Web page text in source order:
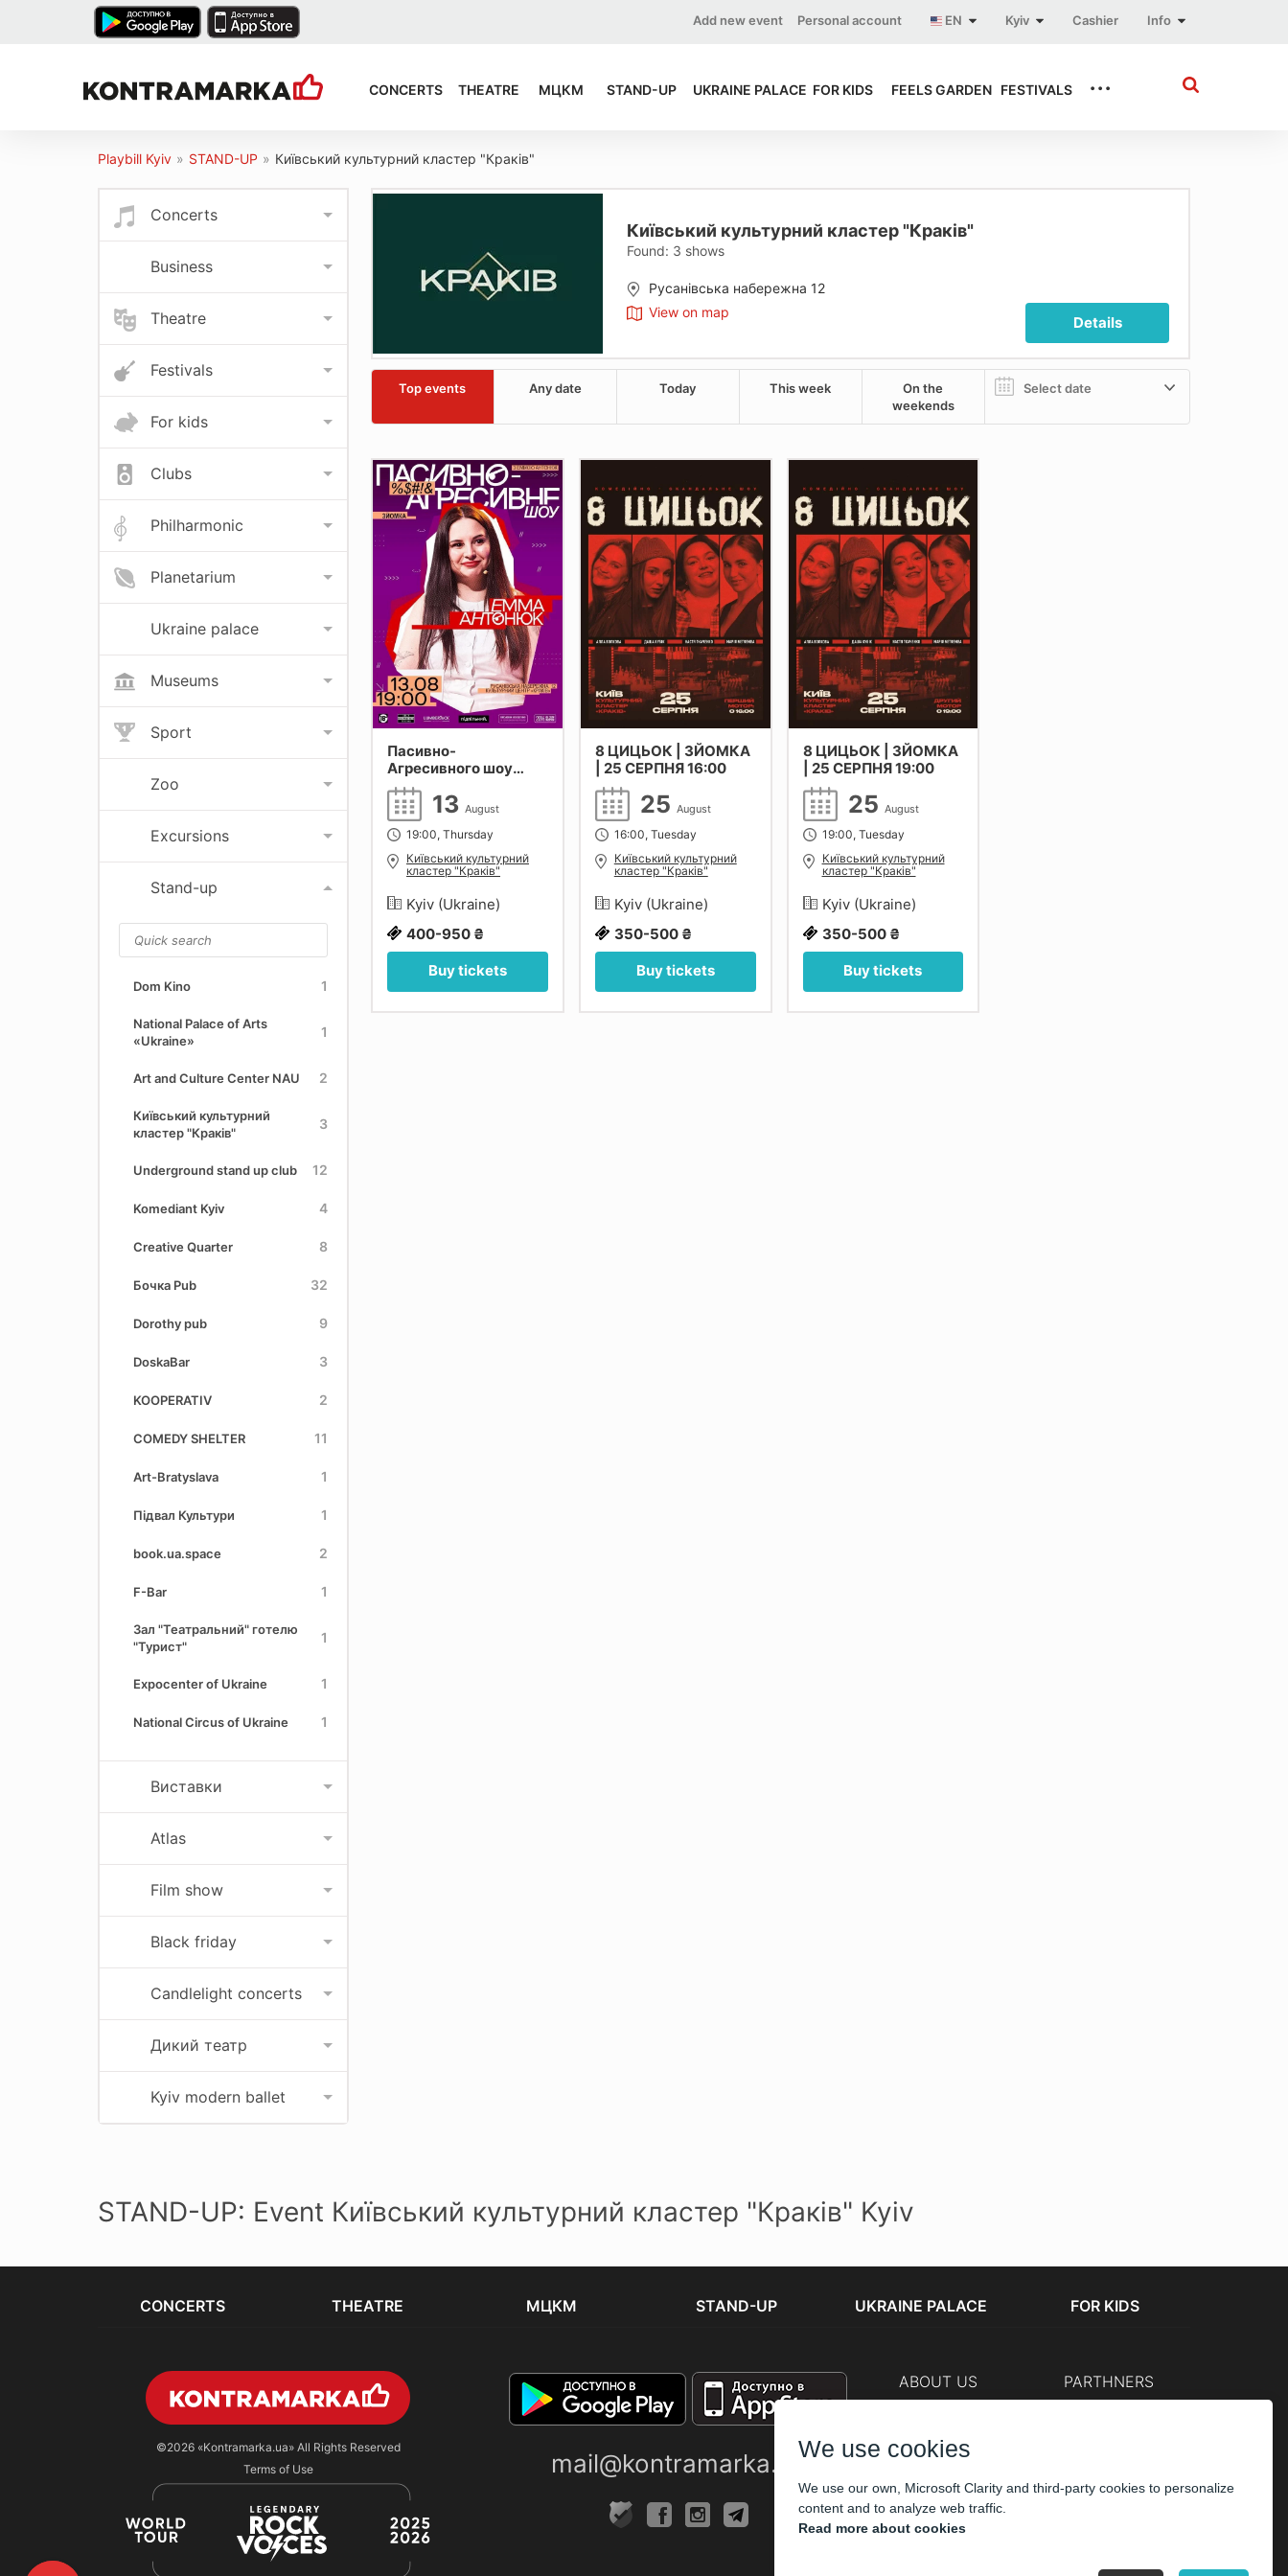
Info
Cashier
Kyiv
EN
Personal account
Add new event
CONCERTS THEATRE МЦКМ STAND-UP UKRAINE PALACE FOR KIDS FEELS GARDEN FESTIVALS ...
Playbill Kyiv » STAND-UP » Київський культурний кластер "Краків"
Concerts
Business
Theatre
Festivals
For kids
Clubs
Philharmonic
Planetarium
Ukraine palace
Museums
Sport
Zoo
Excursions
Stand-up
Dom Kino 1
National Palace of Arts
«Ukraine»
1
Art and Culture Center NAU 2
Київський культурний
кластер "Краків"
3
Underground stand up club 12
Komediant Kyiv 4
Creative Quarter 8
Бочка Pub 32
Dorothy pub 9
DoskaBar 3
KOOPERATIV 2
COMEDY SHELTER 11
Art-Bratyslava 1
Підвал Культури 1
book.ua.space 2
F-Bar 1
Зал "Театральний" готелю
"Турист"
1
Expocenter of Ukraine 1
National Circus of Ukraine 1
Виставки
Atlas
Film show
Black friday
Candlelight concerts
Дикий театр
Kyiv modern ballet
Київський культурний кластер "Краків"
Found: 3 shows
Русанівська набережна 12
View on map
Details
Top events Any date Today This week
On the
weekends
Пасивно-
Агресивного шоу
(13.08)
13 August
19:00, Thursday
Київський культурний
кластер "Краків"
Kyiv (Ukraine)
400-950 ₴
Buy tickets
8 ЦИЦЬОК | ЗЙОМКА
| 25 СЕРПНЯ 16:00
25 August
16:00, Tuesday
Київський культурний
кластер "Краків"
Kyiv (Ukraine)
350-500 ₴
Buy tickets
8 ЦИЦЬОК | ЗЙОМКА
| 25 СЕРПНЯ 19:00
25 August
19:00, Tuesday
Київський культурний
кластер "Краків"
Kyiv (Ukraine)
350-500 ₴
Buy tickets
STAND-UP: Event Київський культурний кластер "Краків" Kyiv
CONCERTS THEATRE МЦКМ STAND-UP UKRAINE PALACE FOR KIDS
©2026 «Kontramarka.ua»All Rights Reserved
Terms of Use
mail@kontramarka.ua
ABOUT US PARTHNERS
We use cookies
We use our own, Microsoft Clarity and third-party cookies to personalize
content and to analyze web traffic.
Read more about cookies